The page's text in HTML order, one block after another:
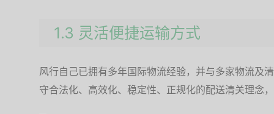
1.3 灵活便捷运输方式
风行自己已拥有多年国际物流经验，并与多家物流及
守合法化、高效化、稳定性、正规化的配送清关理念